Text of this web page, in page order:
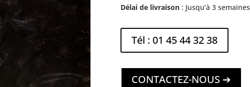
Délai de livraison: Jusqu’à 3 semaines
Tél : 01 45 44 32 38
CONTACTEZ-NOUS ➔